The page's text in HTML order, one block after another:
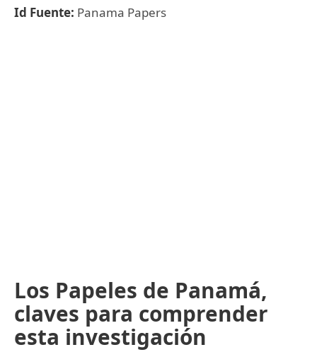
Id Fuente: Panama Papers
Los Papeles de Panamá,
claves para comprender
esta investigación